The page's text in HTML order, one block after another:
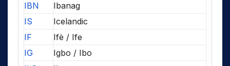
IBN
Ibanag
IS
Icelandic
IF
Ifè / Ife
IG
Igbo / Ibo